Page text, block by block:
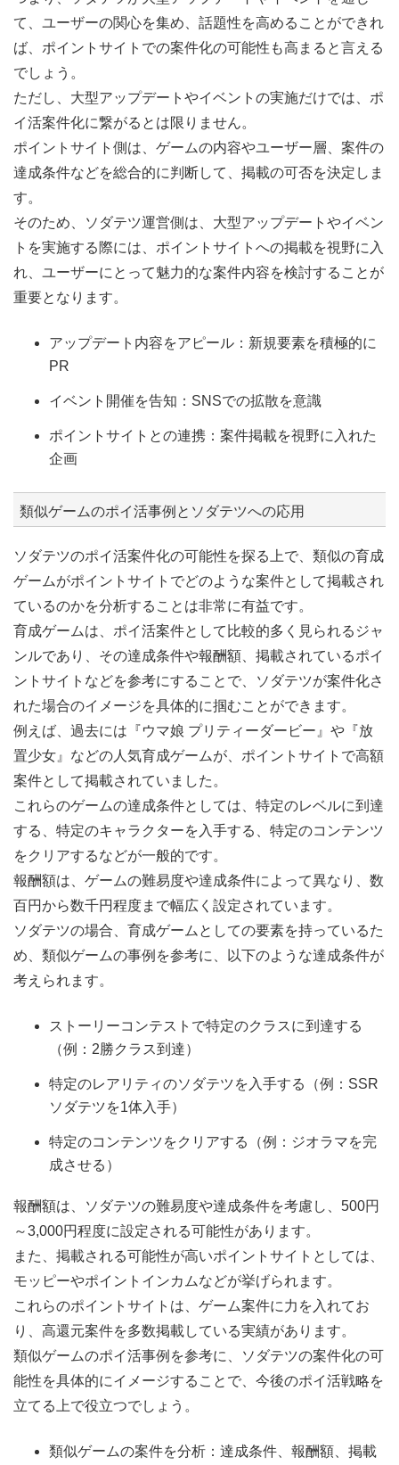
て、ユーザーの関心を集め、話題性を高めることができれ
ば、ポイントサイトでの案件化の可能性も高まると言える
でしょう。
ただし、大型アップデートやイベントの実施だけでは、ポ
イ活案件化に繋がるとは限りません。
ポイントサイト側は、ゲームの内容やユーザー層、案件の
達成条件などを総合的に判断して、掲載の可否を決定しま
す。
そのため、ソダテツ運営側は、大型アップデートやイベン
トを実施する際には、ポイントサイトへの掲載を視野に入
れ、ユーザーにとって魅力的な案件内容を検討することが
重要となります。
アップデート内容をアピール：新規要素を積極的に
PR
イベント開催を告知：SNSでの拡散を意識
ポイントサイトとの連携：案件掲載を視野に入れた
企画
類似ゲームのポイ活事例とソダテツへの応用
ソダテツのポイ活案件化の可能性を探る上で、類似の育成
ゲームがポイントサイトでどのような案件として掲載され
ているのかを分析することは非常に有益です。
育成ゲームは、ポイ活案件として比較的多く見られるジャ
ンルであり、その達成条件や報酬額、掲載されているポイ
ントサイトなどを参考にすることで、ソダテツが案件化さ
れた場合のイメージを具体的に掴むことができます。
例えば、過去には『ウマ娘 プリティーダービー』や『放
置少女』などの人気育成ゲームが、ポイントサイトで高額
案件として掲載されていました。
これらのゲームの達成条件としては、特定のレベルに到達
する、特定のキャラクターを入手する、特定のコンテンツ
をクリアするなどが一般的です。
報酬額は、ゲームの難易度や達成条件によって異なり、数
百円から数千円程度まで幅広く設定されています。
ソダテツの場合、育成ゲームとしての要素を持っているた
め、類似ゲームの事例を参考に、以下のような達成条件が
考えられます。
ストーリーコンテストで特定のクラスに到達する
（例：2勝クラス到達）
特定のレアリティのソダテツを入手する（例：SSR
ソダテツを1体入手）
特定のコンテンツをクリアする（例：ジオラマを完
成させる）
報酬額は、ソダテツの難易度や達成条件を考慮し、500円
～3,000円程度に設定される可能性があります。
また、掲載される可能性が高いポイントサイトとしては、
モッピーやポイントインカムなどが挙げられます。
これらのポイントサイトは、ゲーム案件に力を入れてお
り、高還元案件を多数掲載している実績があります。
類似ゲームのポイ活事例を参考に、ソダテツの案件化の可
能性を具体的にイメージすることで、今後のポイ活戦略を
立てる上で役立つでしょう。
類似ゲームの案件を分析：達成条件、報酬額、掲載